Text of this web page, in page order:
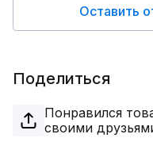
Оставить
Поделиться
Понравился
своими